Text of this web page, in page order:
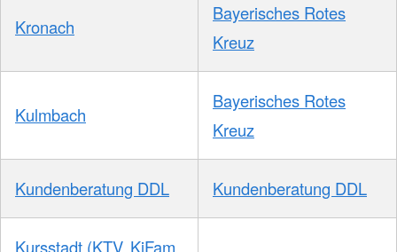
Kronach
Bayerisches Rotes
Kreuz
Kulmbach
Bayerisches Rotes
Kreuz
Kundenberatung DDL Kundenberatung DDL
Kursstadt (KTV, KiFam,